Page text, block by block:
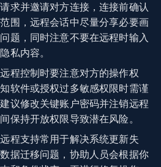
求并邀请对方连接，连接前确认
围，远程会话中尽量分享必要画
题，同时注意不要在远程时输入
私内容。
程控制时要注意对方的操作权
软件或授权过多敏感权限时需谨
议修改关键账户密码并注销远程
保持开放权限导致潜在风险。
远程支持常用于解决系统更新失
据迁移问题，协助人员会根据你